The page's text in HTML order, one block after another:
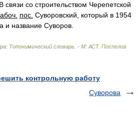
связи со строительством Черепетской
пос. Суворовский, который в 1954
и название Суворов.
Топонимический словарь. - М: АСТ. Поспелов
контрольную работу
Суворова